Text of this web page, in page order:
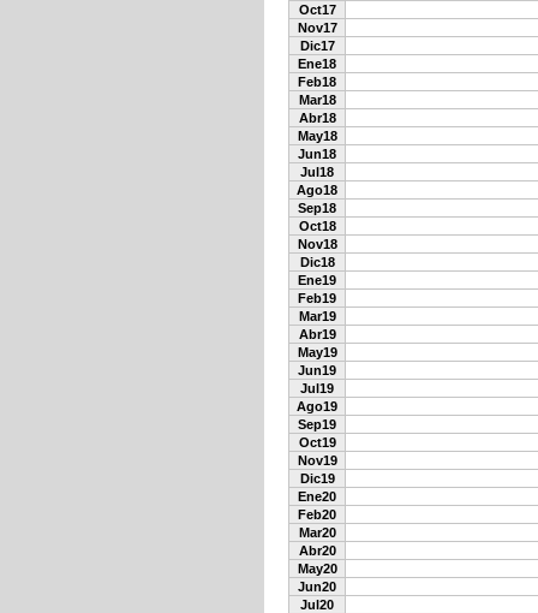
Oct17
Nov17
Dic17
Ene18
Feb18
Mar18
Abr18
May18
Jun18
Jul18
Ago18
Sep18
Oct18
Nov18
Dic18
Ene19
Feb19
Mar19
Abr19
May19
Jun19
Jul19
Ago19
Sep19
Oct19
Nov19
Dic19
Ene20
Feb20
Mar20
Abr20
May20
Jun20
Jul20